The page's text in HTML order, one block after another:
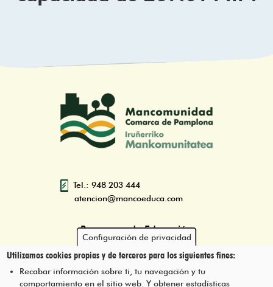
Tel.: 948 203 444
atencion@mancoeduca.com
Programa de Educación
Ambiental Escolar de la
Mancomunidad de la Comarca
de Pamplona
Configuración de privacidad
Utilizamos cookies propias y de terceros para los siguientes fines:
Recabar información sobre ti, tu navegación y tu
comportamiento en el sitio web. Y obtener estadísticas